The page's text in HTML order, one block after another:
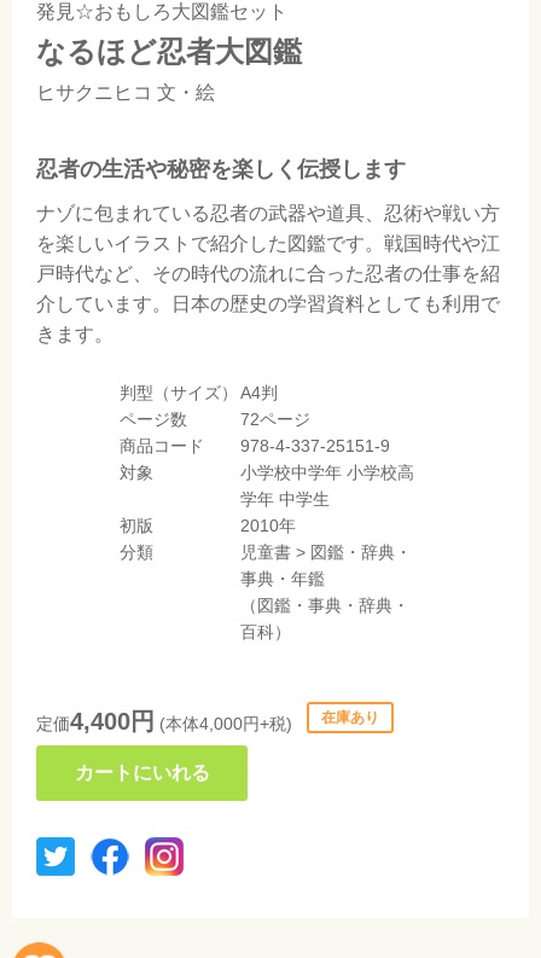
発見☆おもしろ大図鑑セット
なるほど忍者大図鑑
ヒサクニヒコ 文・絵
忍者の生活や秘密を楽しく伝授します
ナゾに包まれている忍者の武器や道具、忍術や戦い方
を楽しいイラストで紹介した図鑑です。戦国時代や江
戸時代など、その時代の流れに合った忍者の仕事を紹
介しています。日本の歴史の学習資料としても利用で
きます。
判型（サイズ）
A4判
ページ数
72ページ
商品コード
978-4-337-25151-9
対象
小学校中学年 小学校高
学年 中学生
初版
2010年
分類
児童書 > 図鑑・辞典・
事典・年鑑
（図鑑・事典・辞典・
百科）
定価4,400円 (本体4,000円+税) 在庫あり
カートにいれる